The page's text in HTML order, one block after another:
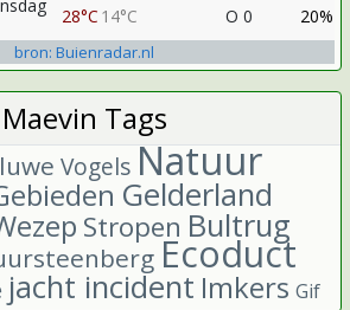
28°C 14°C O 0 20%
bron: Buienradar.nl
Maevin Tags
VogelsNatuur
Gelderland
Stropen Bultrug
Ecoduct
jacht incident Imkers Gif